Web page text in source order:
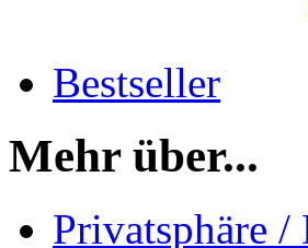
Bestseller
Mehr über...
Privatsphäre /